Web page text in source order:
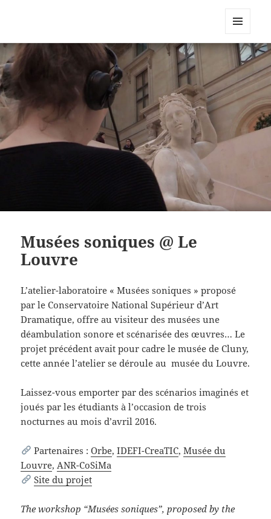
AND
WIDGETS
Musées soniques @ Le
Louvre
L’atelier-laboratoire « Musées soniques » proposé
par le Conservatoire National Supérieur d’Art
Dramatique, offre au visiteur des musées une
déambulation sonore et scénarisée des œuvres… Le
projet précédent avait pour cadre le musée de Cluny,
cette année l’atelier se déroule au musée du Louvre.
Laissez-vous emporter par des scénarios imaginés et
joués par les étudiants à l’occasion de trois
nocturnes au mois d’avril 2016.
Partenaires : Orbe, IDEFI-CreaTIC, Musée du
Louvre, ANR-CoSiMa
Site du projet
The workshop “Musées soniques”, proposed by the